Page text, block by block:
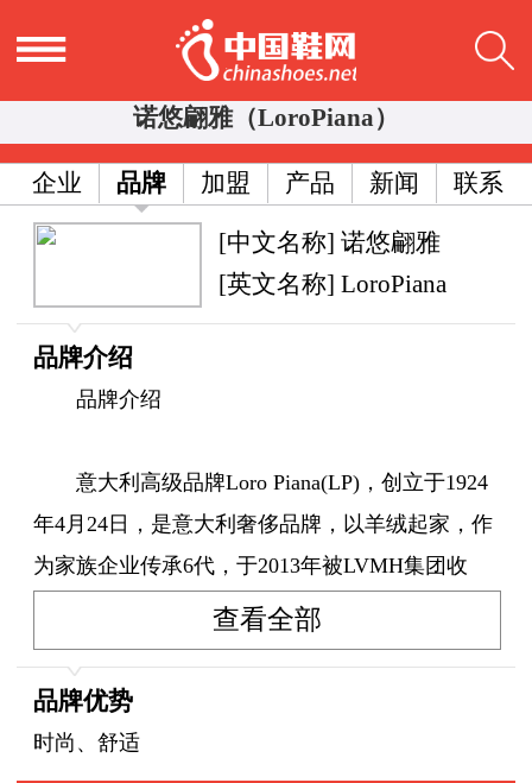
诺悠翩雅（LoroPiana）
企业 品牌 加盟 产品 新闻 联系
[中文名称] 诺悠翩雅
[英文名称] LoroPiana
品牌介绍
品牌介绍
意大利高级品牌Loro Piana(LP)，创立于1924
年4月24日，是意大利奢侈品牌，以羊绒起家，作
为家族企业传承6代，于2013年被LVMH集团收
购，成为该集团旗下品牌。
意大利高级品牌Loro Piana(LP)一直以严格选
用高品质的羊毛、羊绒而闻名于世，服装的可穿
查看全部
品牌优势
时尚、舒适